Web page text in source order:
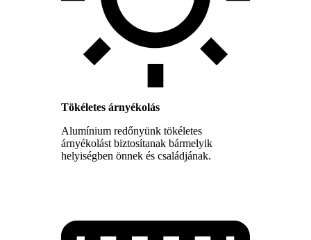
Tökéletes árnyékolás
Alumínium redőnyünk tökéletes
árnyékolást biztosítanak bármelyik
helyiségben önnek és családjának.